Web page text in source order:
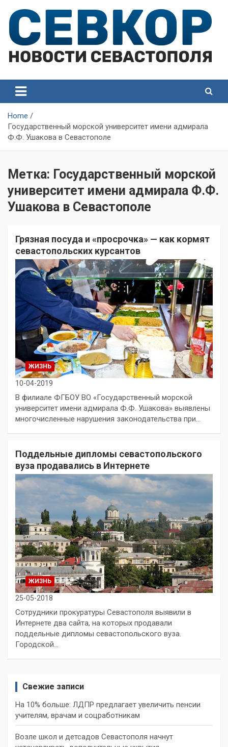
content
Севастополя
Севастополя
Home
Государственный морской университет имени адмирала
Ф.Ф. Ушакова в Севастополе
Метка: Государственный морской
университет имени адмирала Ф.Ф.
Ушакова в Севастополе
Грязная посуда и «просрочка» — как кормят
севастопольских курсантов
ЖИЗНЬ
10-04-2019
В филиале ФГБОУ ВО «Государственный морской
университет имени адмирала Ф.Ф. Ушакова» выявлены
многочисленные нарушения законодательства при…
Поддельные дипломы севастопольского
вуза продавались в Интернете
ЖИЗНЬ
25-05-2018
Сотрудники прокуратуры Севастополя выявили в
Интернете два сайта, на которых продавали
поддельные дипломы севастопольского вуза.
Городской…
Свежие записи
На 10% больше: ЛДПР предлагает увеличить пенсии
учителям, врачам и соцработникам
Возле школ и детсадов Севастополя начнут